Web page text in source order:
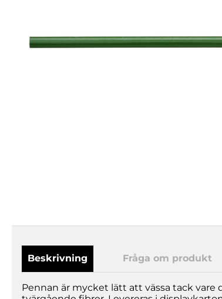
Beskrivning Fråga om produkt
Pennan är mycket lätt att vässa tack vare